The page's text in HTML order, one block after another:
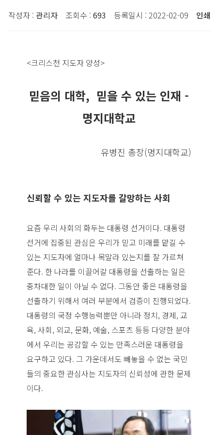
작성자 : 관리자 조회수 : 693 등록일시 : 2022-02-09 인쇄
<크리스천 지도자 양성>
믿음의 대학, 믿을 수 있는 인재 -
명지대학교
유병진 총장(명지대학교)
신뢰할 수 있는 지도자를 갈망하는 사회
요즘 우리 사회의 화두는 대통령 선거이다. 대통령
선거에 집중된 관심은 우리가 믿고 미래를 맡길 수
있는 지도자에 얼마나 목말라 있는지를 잘 가르쳐
준다. 한 나라를 이끌어갈 대통령을 선출하는 일은
중차대한 일이 아닐 수 없다. 그동안 좋은 대통령을
선출하기 위해서 여러 부분에서 검증이 진행되었다.
대통령의 국정 수행능력뿐만 아니라 정치, 경제, 교
육, 사회, 외교, 문화, 예술, 스포츠 등등 다양한 분야
에서 우리는 공감할 수 있는 만족스러운 대통령을
요구하고 있다. 그 가운데서도 빼놓을 수 없는 국민
들의 중요한 관심사는 지도자의 신뢰성에 관한 문제
이다.